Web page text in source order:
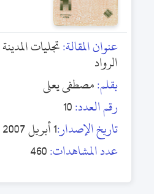
عنوان المقالة:تجليات
الرواد
بقلم:مصطفى يعلى
رقم العدد:10
تاريخ الإصدار:1 أبريل 2007
عدد المشاهدات:460